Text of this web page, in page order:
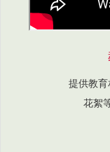
提供教
花絮